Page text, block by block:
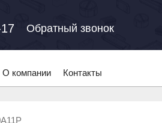
Обратный звонок
О компании Контакты